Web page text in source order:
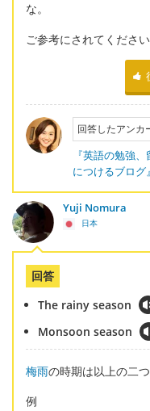
な。
ご参考にされてくださ
回答したアンカ
『英語の勉強
につけるブログ』
Yuji Nomura
日本
回答
The rainy season
Monsoon season
梅雨の時期は以上の二つ
例